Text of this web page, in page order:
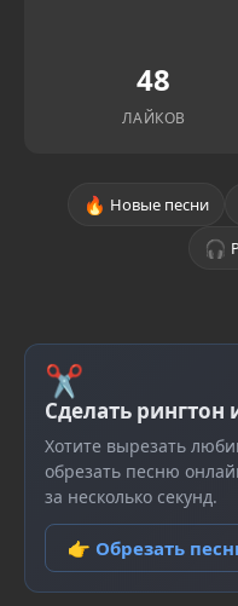
48
ЛАЙКОВ
🔥 Новые песни
🎧
✂
Сделать рингтон
Хотите вырезать
обрезать песню
за несколько секунд.
👉 Обрезать